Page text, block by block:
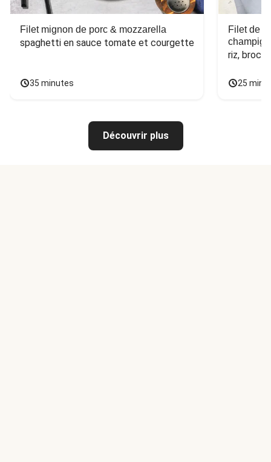
Filet mignon de porc & mozzarella
spaghetti en sauce tomate et courgette
35 minutes
Filet de
riz,
25
Découvrir plus